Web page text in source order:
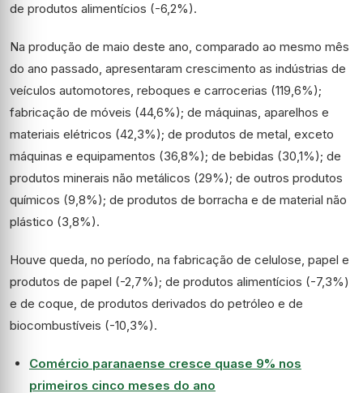
de produtos alimentícios (-6,2%).
Na produção de maio deste ano, comparado ao mesmo mês
do ano passado, apresentaram crescimento as indústrias de
veículos automotores, reboques e carrocerias (119,6%);
fabricação de móveis (44,6%); de máquinas, aparelhos e
materiais elétricos (42,3%); de produtos de metal, exceto
máquinas e equipamentos (36,8%); de bebidas (30,1%); de
produtos minerais não metálicos (29%); de outros produtos
químicos (9,8%); de produtos de borracha e de material não
plástico (3,8%).
Houve queda, no período, na fabricação de celulose, papel e
produtos de papel (-2,7%); de produtos alimentícios (-7,3%)
e de coque, de produtos derivados do petróleo e de
biocombustíveis (-10,3%).
Comércio paranaense cresce quase 9% nos
primeiros cinco meses do ano